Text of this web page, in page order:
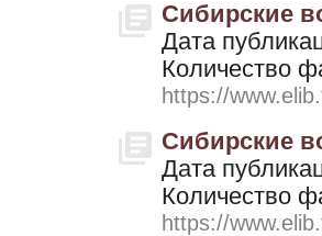
Сибирские
Дата
Количество
https://
Сибирские
Дата
Количество
https://